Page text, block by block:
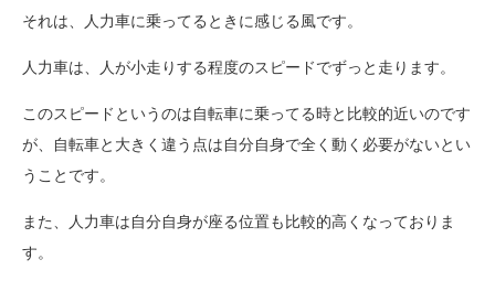
それは、人力車に乗ってるときに感じる風です。
人力車は、人が小走りする程度のスピードでずっと走ります。
このスピードというのは自転車に乗ってる時と比較的近いのです
が、自転車と大きく違う点は自分自身で全く動く必要がないとい
うことです。
また、人力車は自分自身が座る位置も比較的高くなっておりま
す。